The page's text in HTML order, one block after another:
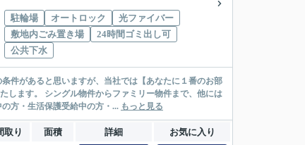
駐輪場 オートロック
光ファイバー
敷地内ごみ置き場
24時間ゴミ出し可
公共下水
まで、他には
いない・休職中の方・生活保護受給中の方・... もっと見る
取り 面積 詳細
お気に入り